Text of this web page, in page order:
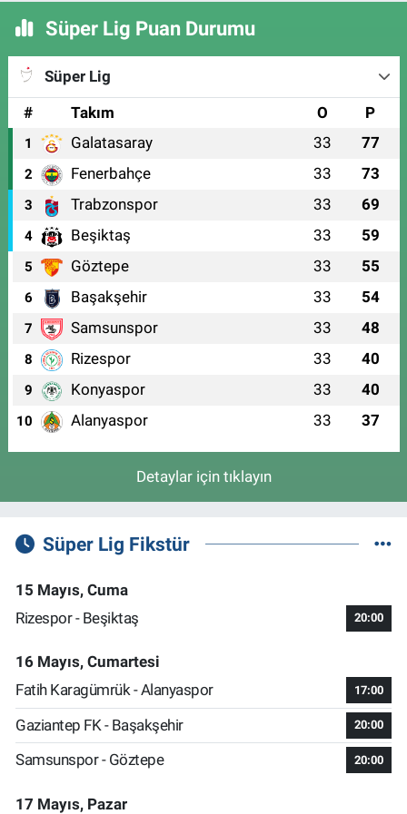
Süper Lig Puan Durumu
Süper Lig
#
Takım O P
1 Galatasaray 33 77
2 Fenerbahçe 33 73
3 Trabzonspor 33 69
4 Beşiktaş 33 59
5 Göztepe 33 55
6 Başakşehir 33 54
7 Samsunspor 33 48
8 Rizespor 33 40
9 Konyaspor 33 40
10 Alanyaspor 33 37
Detaylar için tıklayın
Süper Lig Fikstür
15 Mayıs, Cuma
Rizespor - Beşiktaş
20:00
16 Mayıs, Cumartesi
Fatih Karagümrük - Alanyaspor
17:00
Gaziantep FK - Başakşehir 20:00
Samsunspor - Göztepe 20:00
17 Mayıs, Pazar